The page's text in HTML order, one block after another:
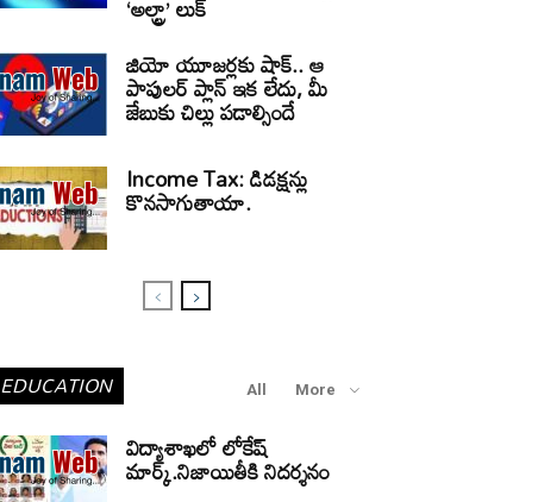
జియో యూజర్లకు షాక్.. ఆ
పాపులర్ ప్లాన్ ఇక లేదు, మీ
జేబుకు చిల్లు పడాల్సిందే
Income Tax: డిడక్షన్లు
కొనసాగుతాయా.
EDUCATION All More
విద్యాశాఖలో లోకేష్
మార్క్.నిజాయితీకి నిదర్శనం